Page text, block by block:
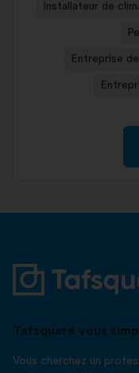
Installateur de
Entreprise
Tafsquare vous
Vous cherchez un